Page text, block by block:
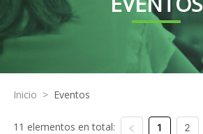
Inicio > Eventos
11 elementos en total: 1 2